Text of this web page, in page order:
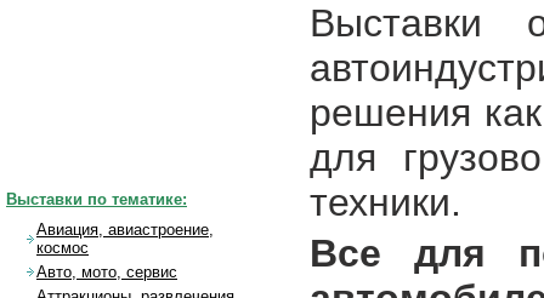
Выставки
решения
для
техники.
Все для
Выставки по тематике:
Авиация, авиастроение,
космос
Авто, мото, сервис